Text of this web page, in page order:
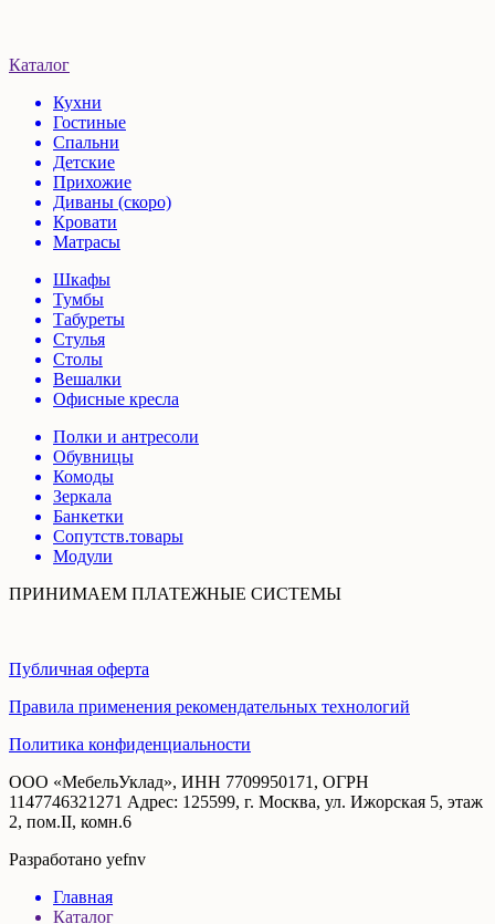
Каталог
Кухни
Гостиные
Спальни
Детские
Прихожие
Диваны (скоро)
Кровати
Матрасы
Шкафы
Тумбы
Табуреты
Стулья
Столы
Вешалки
Офисные кресла
Полки и антресоли
Обувницы
Комоды
Зеркала
Банкетки
Сопутств.товары
Модули
ПРИНИМАЕМ ПЛАТЕЖНЫЕ СИСТЕМЫ
Публичная оферта
Правила применения рекомендательных технологий
Политика конфиденциальности
ООО «МебельУклад», ИНН 7709950171, ОГРН
1147746321271 Адрес: 125599, г. Москва, ул. Ижорская 5, этаж
2, пом.II, комн.6
Разработано yefnv
Главная
Каталог